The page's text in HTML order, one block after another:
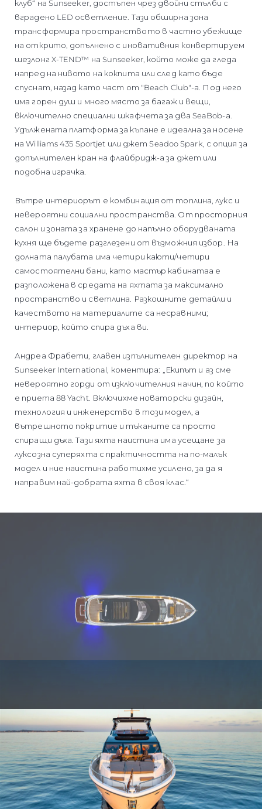
клуб“ на Sunseeker, достъпен чрез двойни стълби с
вградено LED осветление. Тази обширна зона
трансформира пространството в частно убежище
на открито, допълнено с иновативния конвертируем
шезлонг X-TEND™ на Sunseeker, който може да гледа
напред на нивото на кокпита или след като бъде
спуснат, назад като част от "Beach Club"-а. Под него
има горен душ и много място за багаж и вещи,
включително специални шкафчета за два SeaBob-а.
Удължената платформа за къпане е идеална за носене
на Williams 435 Sportjet или джет Seadoo Spark, с опция за
допълнителен кран на флайбридж-а за джет или
подобна играчка.
Вътре интериорът е комбинация от топлина, лукс и
невероятни социални пространства. От просторния
салон и зоната за хранене до напълно оборудваната
кухня ще бъдете разглезени от възможния избор. На
долната палубата има четири каюти/четири
самостоятелни бани, като мастър кабинатаа е
разположена в средата на яхтата за максимално
пространство и светлина. Разкошните детайли и
качеството на материалите са несравними;
интериор, който спира дъха ви.
Андреа Фрабети, главен изпълнителен директор на
Sunseeker International, коментира: „Екипът и аз сме
невероятно горди от изключителния начин, по който
е приета 88 Yacht. Включихме новаторски дизайн,
технология и инженерство в този модел, а
вътрешното покритие и тъканите са просто
спиращи дъха. Тази яхта наистина има усещане за
луксозна суперяхта с практичността на по-малък
модел и ние наистина работихме усилено, за да я
направим най-добрата яхта в своя клас.“